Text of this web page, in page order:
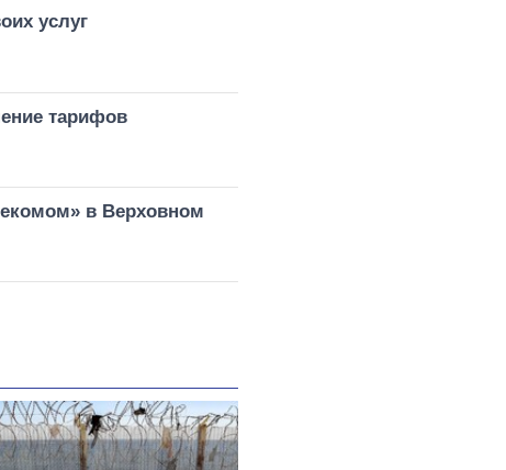
услуг
тарифов
в Верховном